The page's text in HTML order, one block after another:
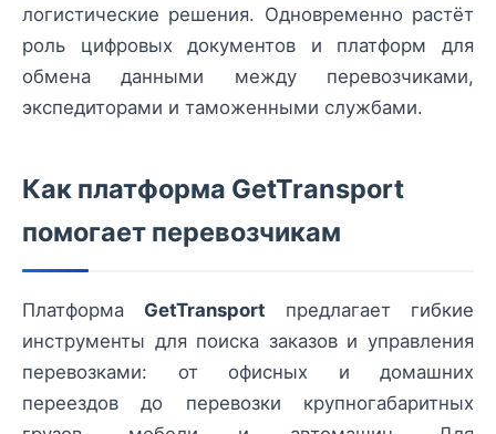
логистические решения. Одновременно растёт
роль цифровых документов и платформ для
обмена данными между перевозчиками,
экспедиторами и таможенными службами.
Как платформа GetTransport
помогает перевозчикам
Платформа GetTransport предлагает гибкие
инструменты для поиска заказов и управления
перевозками: от офисных и домашних
переездов до перевозки крупногабаритных